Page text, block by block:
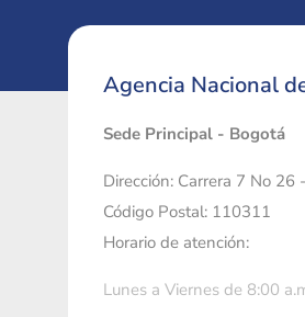
Agencia Nacional
Sede Principal - Bogotá
Dirección: Carrera 7 No 26
Código Postal: 110311
Horario de atención:
Lunes a Viernes de 8:00